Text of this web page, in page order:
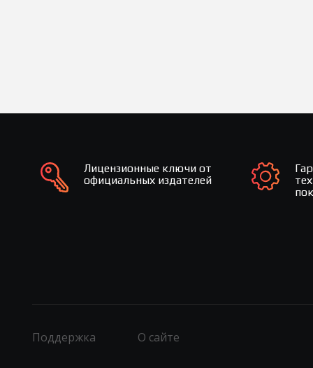
Лицензионные ключи от
официальных издателей
Поддержка О сайте